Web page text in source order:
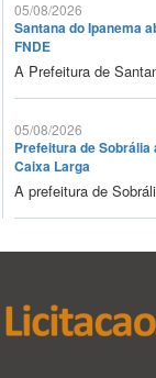
05/08/2026
Santana do Ipanema
FNDE
A Prefeitura de
05/08/2026
Prefeitura de
Caixa Larga
A prefeitura de